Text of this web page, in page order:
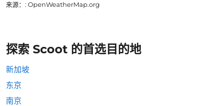
来源： : OpenWeatherMap.org
探索 Scoot 的首选目的地
新加坡
东京
南京